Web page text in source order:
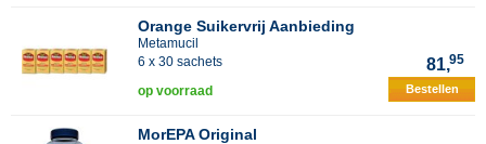
Orange Suikervrij Aanbieding
Metamucil
6 x 30 sachets
81,95
op voorraad Bestellen
MorEPA Original